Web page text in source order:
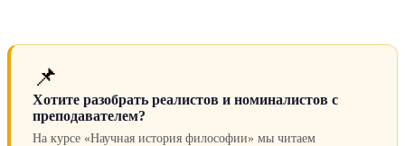
📌
Хотите разобрать реалистов и номиналистов с
преподавателем?
На курсе «Научная история философии» мы читаем